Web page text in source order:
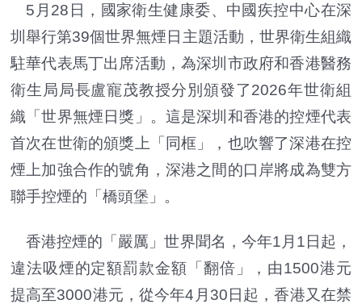
5月28日，國家衛生健康委、中國疾控中心在深
圳舉行第39個世界無煙日主題活動，世界衛生組織
駐華代表馬丁出席活動，為深圳市政府和香港醫務
衛生局局長盧寵茂教授分別頒發了2026年世衛組
織「世界無煙日獎」。這是深圳和香港的控煙代表
首次在世衛的頒獎上「同框」，也吹響了深港在控
煙上加強合作的號角，深港之間的口岸將成為雙方
聯手控煙的「橋頭堡」。
香港控煙的「嚴厲」世界聞名，今年1月1日起，
違法吸煙的定額罰款金額「翻倍」，由1500港元
提高至3000港元，從今年4月30日起，香港又在禁